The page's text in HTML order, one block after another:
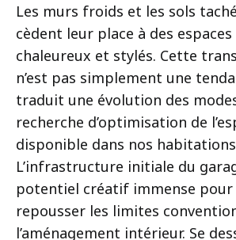
Les murs froids et les sols
cèdent leur place à des espaces
chaleureux et stylés. Cette
n’est pas simplement une
traduit une évolution des
recherche d’optimisation de
disponible dans nos
L’infrastructure initiale du
potentiel créatif immense pour
repousser les limites
l’aménagement intérieur. Se